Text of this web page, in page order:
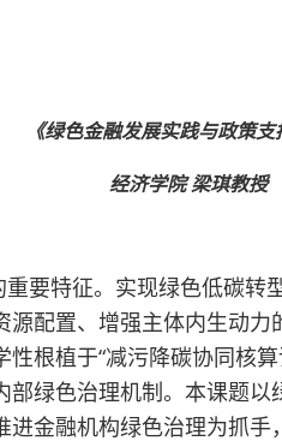
《绿色金融发展实践与政策支
经济学院 梁琪教授
要特征。实现绿色低碳转
配置、增强主体内生动
根植于“减污降碳协同核
绿色治理机制。本课题
金融机构绿色治理为抓